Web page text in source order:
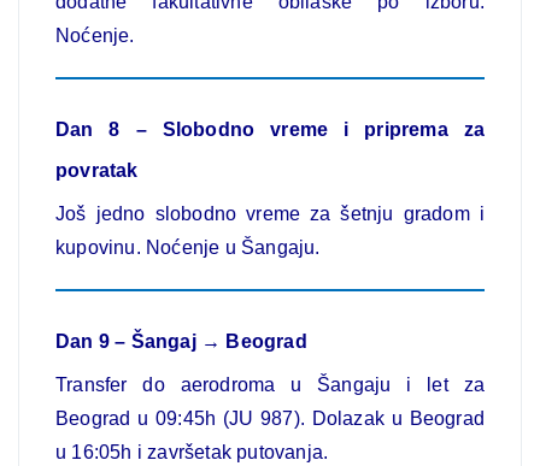
Noćenje.
Dan 8 – Slobodno vreme i priprema za
povratak
Još jedno slobodno vreme za šetnju gradom i
kupovinu. Noćenje u Šangaju.
Dan 9 – Šangaj → Beograd
Transfer do aerodroma u Šangaju i let za
Beograd u 09:45h (JU 987). Dolazak u Beograd
u 16:05h i završetak putovanja.